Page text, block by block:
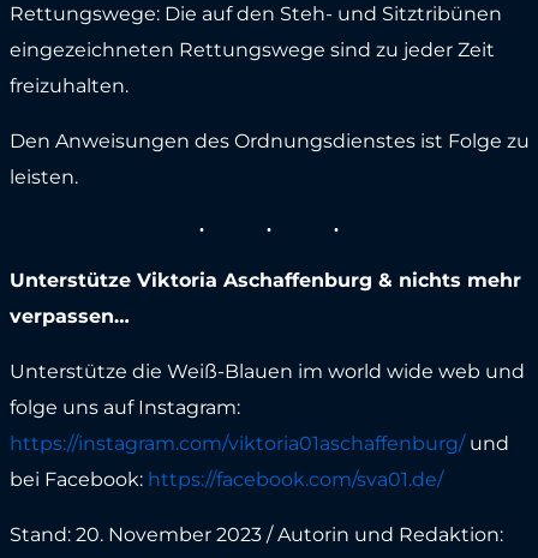
Rettungswege: Die auf den Steh- und Sitztribünen
eingezeichneten Rettungswege sind zu jeder Zeit
freizuhalten.
Den Anweisungen des Ordnungsdienstes ist Folge zu
leisten.
Unterstütze Viktoria Aschaffenburg & nichts mehr
verpassen…
Unterstütze die Weiß-Blauen im world wide web und
folge uns auf Instagram:
https://instagram.com/viktoria01aschaffenburg/und
bei Facebook: https://facebook.com/sva01.de/
Stand: 20. November 2023 / Autorin und Redaktion: